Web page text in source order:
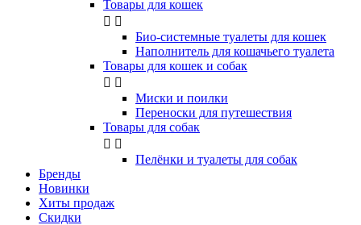
Товары для кошек
 
Био-системные туалеты для кошек
Наполнитель для кошачьего туалета
Товары для кошек и собак
 
Миски и поилки
Переноски для путешествия
Товары для собак
 
Пелёнки и туалеты для собак
Бренды
Новинки
Хиты продаж
Скидки